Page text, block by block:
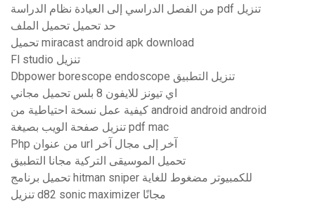
من الفصل الدراسي إلى العيادة نظام الدراسة pdf تنزيل
حد تحميل تحميل الملف
تحميل miracast android apk download
Fl studio تنزيل
Dbpower borescope endoscope تنزيل التطبيق
اي تيونز للايفون 8 بلس تحميل مجاني
كيفية عمل نسخة احتياطية من android android android
تنزيل صفحة الويب بصيغة pdf mac
Php من عنوان url آخر إلى مجال آخر
تحميل الموسيقى التركية مجانا التطبيق
تحميل برنامج hitman sniper للكمبيوتر مضغوط للغاية
تنزيل d82 sonic maximizer مجانًا